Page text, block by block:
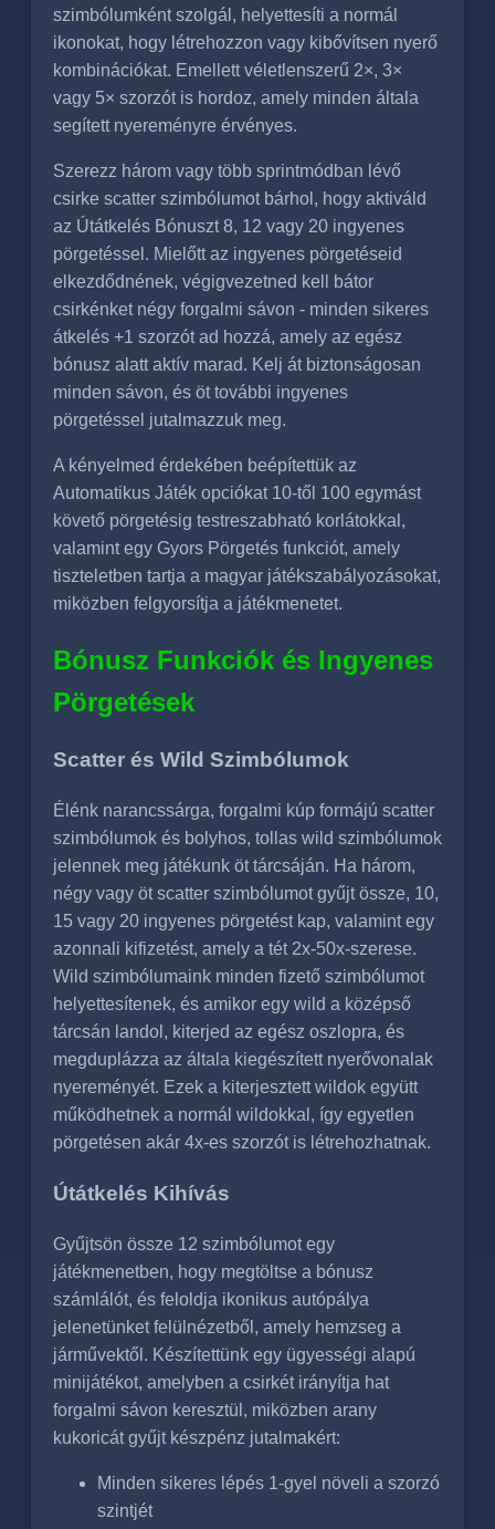
szimbólumként szolgál, helyettesíti a normál
ikonokat, hogy létrehozzon vagy kibővítsen nyerő
kombinációkat. Emellett véletlenszerű 2×, 3×
vagy 5× szorzót is hordoz, amely minden általa
segített nyereményre érvényes.
Szerezz három vagy több sprintmódban lévő
csirke scatter szimbólumot bárhol, hogy aktiváld
az Útátkelés Bónuszt 8, 12 vagy 20 ingyenes
pörgetéssel. Mielőtt az ingyenes pörgetéseid
elkezdődnének, végigvezetned kell bátor
csirkénket négy forgalmi sávon - minden sikeres
átkelés +1 szorzót ad hozzá, amely az egész
bónusz alatt aktív marad. Kelj át biztonságosan
minden sávon, és öt további ingyenes
pörgetéssel jutalmazzuk meg.
A kényelmed érdekében beépítettük az
Automatikus Játék opciókat 10-től 100 egymást
követő pörgetésig testreszabható korlátokkal,
valamint egy Gyors Pörgetés funkciót, amely
tiszteletben tartja a magyar játékszabályozásokat,
miközben felgyorsítja a játékmenetet.
Bónusz Funkciók és Ingyenes
Pörgetések
Scatter és Wild Szimbólumok
Élénk narancssárga, forgalmi kúp formájú scatter
szimbólumok és bolyhos, tollas wild szimbólumok
jelennek meg játékunk öt tárcsáján. Ha három,
négy vagy öt scatter szimbólumot gyűjt össze, 10,
15 vagy 20 ingyenes pörgetést kap, valamint egy
azonnali kifizetést, amely a tét 2x-50x-szerese.
Wild szimbólumaink minden fizető szimbólumot
helyettesítenek, és amikor egy wild a középső
tárcsán landol, kiterjed az egész oszlopra, és
megduplázza az általa kiegészített nyerővonalak
nyereményét. Ezek a kiterjesztett wildok együtt
működhetnek a normál wildokkal, így egyetlen
pörgetésen akár 4x-es szorzót is létrehozhatnak.
Útátkelés Kihívás
Gyűjtsön össze 12 szimbólumot egy
játékmenetben, hogy megtöltse a bónusz
számlálót, és feloldja ikonikus autópálya
jelenetünket felülnézetből, amely hemzseg a
járművektől. Készítettünk egy ügyességi alapú
minijátékot, amelyben a csirkét irányítja hat
forgalmi sávon keresztül, miközben arany
kukoricát gyűjt készpénz jutalmakért:
Minden sikeres lépés 1-gyel növeli a szorzó
szintjét